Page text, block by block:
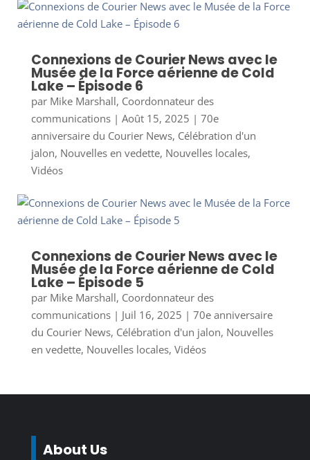
Connexions de Courier News avec le
Musée de la Force aérienne de Cold
Lake – Épisode 6
par Mike Marshall, Coordonnateur des
communications| Août 15, 2025 | 70e
anniversaire du Courier News, Célébration d'un
jalon, Nouvelles en vedette, Nouvelles locales,
Vidéos
Connexions de Courier News avec le
Musée de la Force aérienne de Cold
Lake – Épisode 5
par Mike Marshall, Coordonnateur des
communications| Juil 16, 2025 | 70e anniversaire
du Courier News, Célébration d'un jalon, Nouvelles
en vedette, Nouvelles locales, Vidéos
About Us